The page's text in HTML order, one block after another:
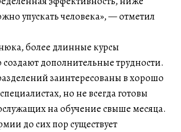
упускать человека», — отметил
более длинные курсы
создают дополнительные трудности.
заинтересованы в хорошо
но не всегда готовы
на обучение свыше месяца.
до сих пор существует